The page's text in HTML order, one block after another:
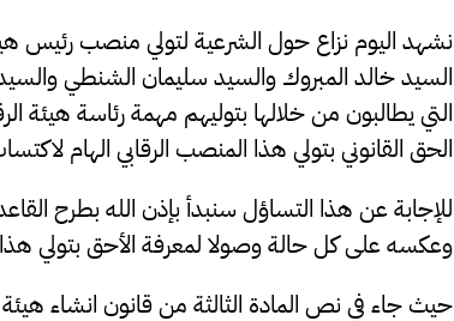
نشهد اليوم نزاع حول الشرعية لتولي منصب رئيس
السيد خالد المبروك والسيد سليمان الشنطي
التي يطالبون من خلالها بتوليهم مهمة رئاسة هيئة
الحق القانوني بتولي هذا المنصب الرقابي الهام
للإجابة عن هذا التساؤل سنبدأ بإذن الله بطرح
وعكسه على كل حالة وصولا لمعرفة الأحق بتولي هذا